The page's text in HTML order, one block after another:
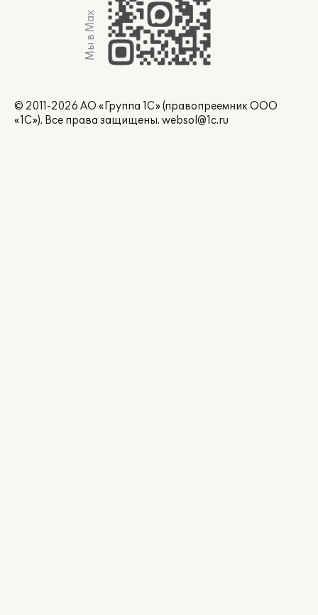
Мы в Max
© 2011-2026 АО «Группа 1С» (правопреемник ООО
«1С»). Все права защищены. websol@1c.ru